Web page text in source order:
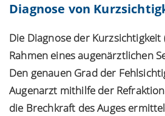
Diagnose von
Die Diagnose der
Rahmen eines augenärztlichen
Den genauen Grad der
Augenarzt mithilfe der
die Brechkraft des Auges